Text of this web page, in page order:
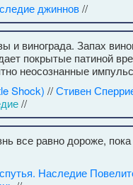
джиннов//
и винограда. Запах
покрытые патиной
неосознанные
Shock) //Стивен
//
все равно дороже,
Наследие